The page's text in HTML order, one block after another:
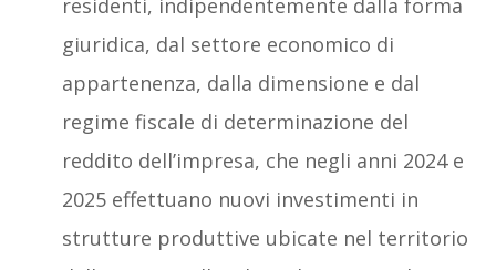
residenti, indipendentemente dalla forma
giuridica, dal settore economico di
appartenenza, dalla dimensione e dal
regime fiscale di determinazione del
reddito dell’impresa, che negli anni 2024 e
2025 effettuano nuovi investimenti in
strutture produttive ubicate nel territorio